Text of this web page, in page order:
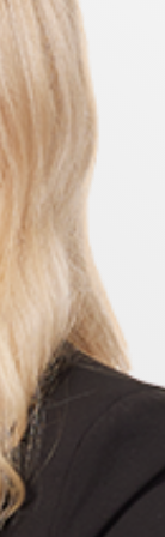
nära
tryggt och